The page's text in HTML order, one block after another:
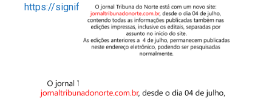
https://significare.org.br/premio/.